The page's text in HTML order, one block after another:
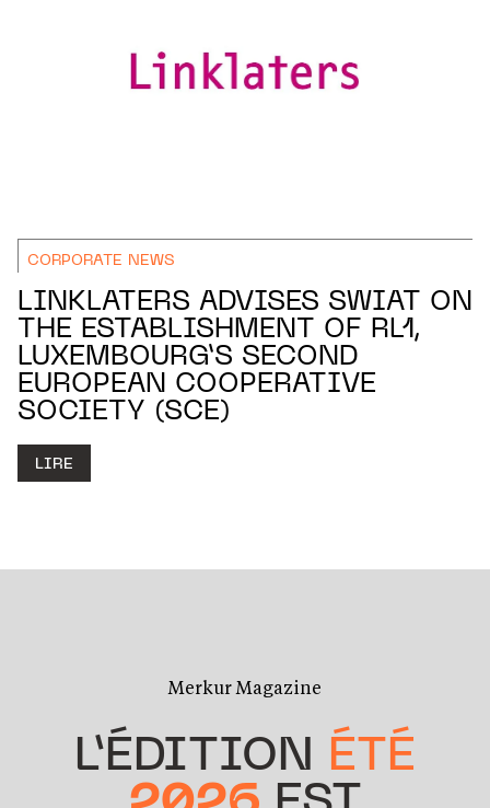
CORPORATE NEWS
LINKLATERS ADVISES SWIAT ON
THE ESTABLISHMENT OF RL1,
LUXEMBOURG’S SECOND
EUROPEAN COOPERATIVE
SOCIETY (SCE)
LIRE
Merkur Magazine
L’ÉDITION ÉTÉ